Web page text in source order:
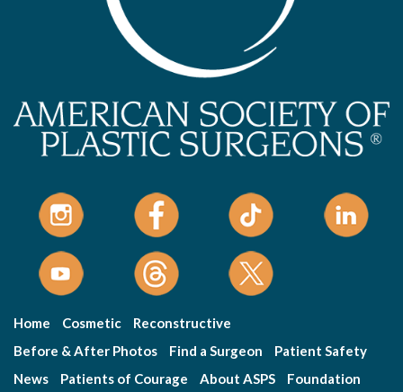
Home Cosmetic
Reconstructive
Before & After Photos
Find a Surgeon
Patient Safety
News
Patients of Courage About ASPS Foundation